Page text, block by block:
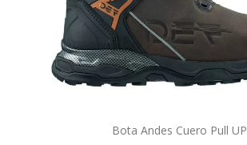
Bota Andes Cuero Pull UP